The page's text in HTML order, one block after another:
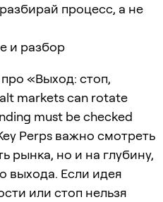
процесс, а не
и разбор
про «Выход: стоп,
markets can rotate
must be checked
Perps важно смотреть
рынка, но и на глубину,
выхода. Если идея
или стоп нельзя